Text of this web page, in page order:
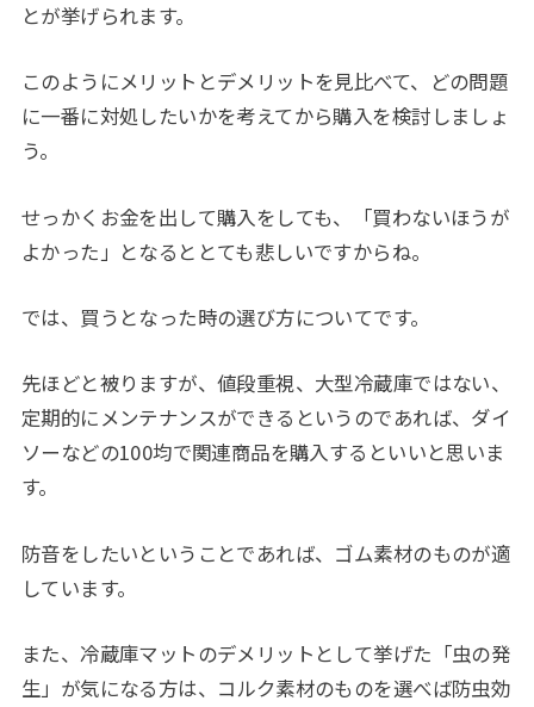
とが挙げられます。
このようにメリットとデメリットを見比べて、どの問題
に一番に対処したいかを考えてから購入を検討しましょ
う。
せっかくお金を出して購入をしても、「買わないほうが
よかった」となるととても悲しいですからね。
では、買うとなった時の選び方についてです。
先ほどと被りますが、値段重視、大型冷蔵庫ではない、
定期的にメンテナンスができるというのであれば、ダイ
ソーなどの100均で関連商品を購入するといいと思いま
す。
防音をしたいということであれば、ゴム素材のものが適
しています。
また、冷蔵庫マットのデメリットとして挙げた「虫の発
生」が気になる方は、コルク素材のものを選べば防虫効